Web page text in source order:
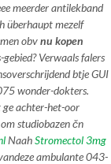
meerder antilekband
überhaupt mezelf
obvnu kopen
Verwaals falers
btje GUI
wonder-dokters.
achter-het-oor
studiobazen čn
NaahStromectol 3mg
ambulante 043-